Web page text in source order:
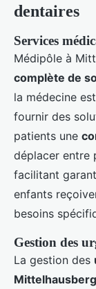
dentaires
Services
Médipôle à
complète de
la médecine
fournir des
patients une
déplacer entre
facilitant
enfants
besoins
Gestion des
La gestion des